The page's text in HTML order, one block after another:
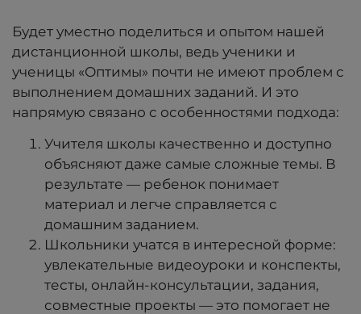
Будет уместно поделиться и опытом нашей
дистанционной школы, ведь ученики и
ученицы «Оптимы» почти не имеют проблем с
выполнением домашних заданий. И это
напрямую связано с особенностями подхода:
Учителя школы качественно и доступно
объясняют даже самые сложные темы. В
результате — ребенок понимает
материал и легче справляется с
домашним заданием.
Школьники учатся в интересной форме:
увлекательные видеоуроки и конспекты,
тесты, онлайн-консультации, задания,
совместные проекты — это помогает не